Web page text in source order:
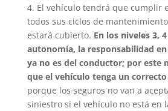
4. El vehículo tendrá que cumplir
todos sus ciclos de
estará cubierto. En los niveles 3,
autonomía, la responsabilidad
ya no es del conductor; por este
que el vehículo tenga un
porque los seguros no van a
siniestro si el vehículo no está en